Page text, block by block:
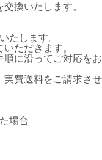
換いたします。
たします。
ただきます。
順に沿ってご対応をお
実費送料をご請求させ
場合